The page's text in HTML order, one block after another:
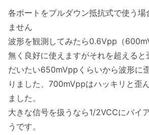
各ポートをプルダウン抵抗式で使う場
ません
波形を観測してみたら0.6Vpp（
無く良好に使えますがそれを超えると
だいたい650mVppくらいから波形に
りました、700mVppはハッキリと歪
ました。
大きな信号を扱うなら1/2VCCにバイ
うです。